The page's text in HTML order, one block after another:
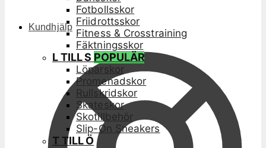
Kundhjälp
Fotbollsskor
Friidrottsskor
Fitness & Crosstraining
Fäktningsskor
L TILL S POPULÄR
Löparskor
Promenadskor
Rullskridskor
Skateskor
Skotillbehör
Slip-On Sneakers
T TILL Ö